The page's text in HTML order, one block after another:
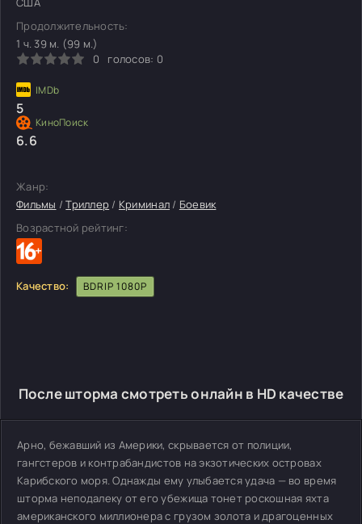
Продолжительность:
1 ч. 39 м. (99 м.)
0
голосов: 0
5
6.6
Жанр:
Фильмы /Триллер / Криминал / Боевик
Возрастной рейтинг:
Качество: BDRIP 1080P
После шторма смотреть онлайн в HD качестве
Арно, бежавший из Америки, скрывается от полиции,
гангстеров и контрабандистов на экзотических островах
Карибского моря. Однажды ему улыбается удача — во время
шторма неподалеку от его убежища тонет роскошная яхта
американского миллионера с грузом золота и драгоценных